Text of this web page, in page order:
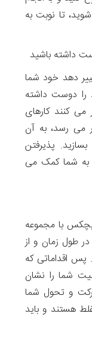
تا نوبت به
داشته باشید
دهد خود شما
را دوست داشته
می کنند کارهای
می رسد، به آن
پذیرفتن
شما کمک می
با مجموعه
در طول زمان و از
اقداماتی که
شما را نشان
و تحول شما
هستند و باید